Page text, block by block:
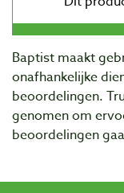
Baptist maakt
onafhankelijke
beoordelingen.
genomen om
beoordelingen